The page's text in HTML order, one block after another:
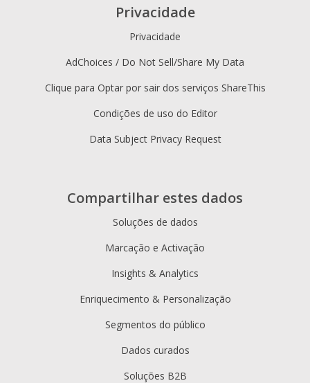
Compartilhar estes dados
Soluções de dados
Marcação e Activação
Insights & Analytics
Enriquecimento & Personalização
Segmentos do público
Dados curados
Soluções B2B
Privacidade
Privacidade
AdChoices / Do Not Sell/Share My Data
Clique para Optar por sair dos serviços ShareThis
Condições de uso do Editor
Data Subject Privacy Request